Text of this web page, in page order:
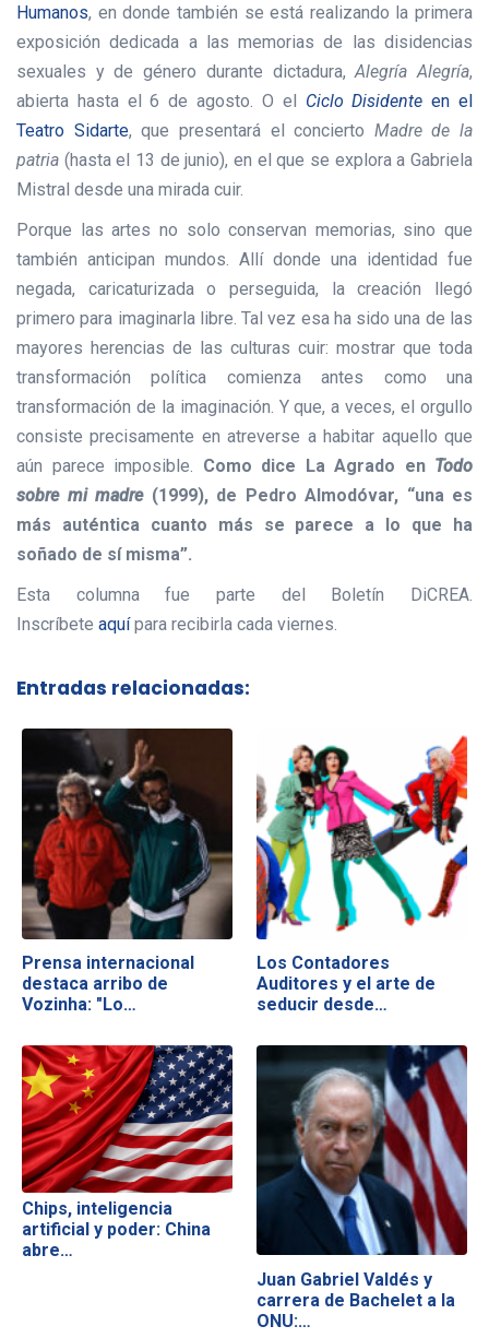
Humanos, en donde también se está realizando la primera
exposición dedicada a las memorias de las disidencias
sexuales y de género durante dictadura,Alegría Alegría,
abierta hasta el 6 de agosto. O el Ciclo Disidente en el
Teatro Sidarte, que presentará el concierto Madre de la
patria (hasta el 13 de junio), en el que se explora a Gabriela
Mistral desde una mirada cuir.
Porque las artes no solo conservan memorias, sino que
también anticipan mundos. Allí donde una identidad fue
negada, caricaturizada o perseguida, la creación llegó
primero para imaginarla libre. Tal vez esa ha sido una de las
mayores herencias de las culturas cuir: mostrar que toda
transformación política comienza antes como una
transformación de la imaginación. Y que, a veces, el orgullo
consiste precisamente en atreverse a habitar aquello que
aún parece imposible. Como dice La Agrado en Todo
sobre mi madre(1999), de Pedro Almodóvar, “una es
más auténtica cuanto más se parece a lo que ha
soñado de sí misma”.
Esta columna fue parte del Boletín DiCREA.
Inscríbete aquípara recibirla cada viernes.
Entradas relacionadas:
Prensa internacional
destaca arribo de
Vozinha: "Lo…
Los Contadores
Auditores y el arte de
seducir desde…
Chips, inteligencia
artificial y poder: China
abre…
Juan Gabriel Valdés y
carrera de Bachelet a la
ONU:…